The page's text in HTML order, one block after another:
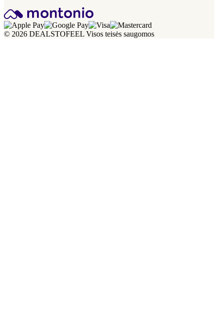
© 2026 DEALSTOFEEL Visos teisės saugomos